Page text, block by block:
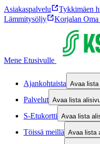
Asiakaspalvelu Tykkimäen
Lämmitysöljy
Korjalan
Mene Etusivulle
Ajankohtaista Avaa
Palvelut Avaa lista
S-Etukortti Avaa lista
Töissä meillä Avaa lista